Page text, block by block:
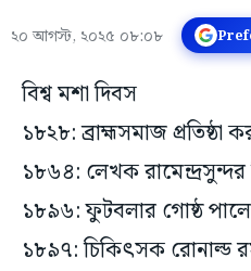
২০ আগস্ট, ২০২৫ ০৮:০৮
বিশ্ব মশা দিবস
১৮২৮: ব্রাহ্মসমাজ প্রতিষ্ঠা
১৮৬৪: লেখক রামেন্দ্রসুন্দর
১৮৯৬: ফুটবলার গোষ্ঠ
১৮৯৭: চিকিৎসক রোনাল্ড